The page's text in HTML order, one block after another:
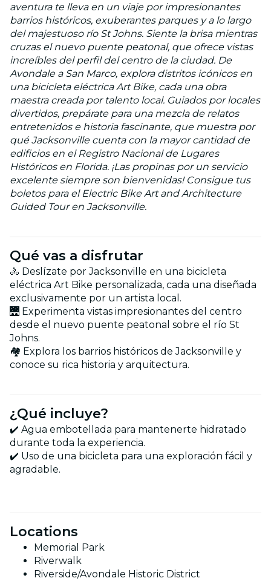
aventura te lleva en un viaje por impresionantes
barrios históricos, exuberantes parques y a lo largo
del majestuoso río St Johns. Siente la brisa mientras
cruzas el nuevo puente peatonal, que ofrece vistas
increíbles del perfil del centro de la ciudad. De
Avondale a San Marco, explora distritos icónicos en
una bicicleta eléctrica Art Bike, cada una obra
maestra creada por talento local. Guiados por locales
divertidos, prepárate para una mezcla de relatos
entretenidos e historia fascinante, que muestra por
qué Jacksonville cuenta con la mayor cantidad de
edificios en el Registro Nacional de Lugares
Históricos en Florida. ¡Las propinas por un servicio
excelente siempre son bienvenidas! Consigue tus
boletos para el Electric Bike Art and Architecture
Guided Tour en Jacksonville.
Qué vas a disfrutar
🚴 Deslízate por Jacksonville en una bicicleta
eléctrica Art Bike personalizada, cada una diseñada
exclusivamente por un artista local.
🌉 Experimenta vistas impresionantes del centro
desde el nuevo puente peatonal sobre el río St
Johns.
🏘️ Explora los barrios históricos de Jacksonville y
conoce su rica historia y arquitectura.
¿Qué incluye?
✔️ Agua embotellada para mantenerte hidratado
durante toda la experiencia.
✔️ Uso de una bicicleta para una exploración fácil y
agradable.
Locations
Memorial Park
Riverwalk
Riverside/Avondale Historic District